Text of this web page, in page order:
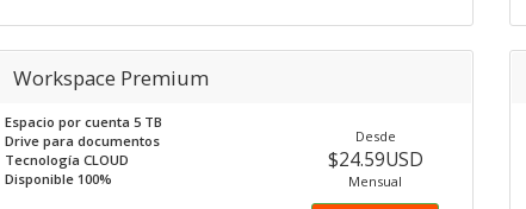
Workspace Premium
Espacio por cuenta 5 TB
Drive para documentos
Tecnología CLOUD
Disponible 100%
Desde
$24.59USD
Mensual